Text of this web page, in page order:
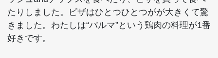
たりしました。ピザはひとつひとつがが大きくて驚
きました。わたしは“パルマ”という鶏肉の料理が1番
好きです。